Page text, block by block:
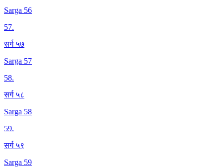
Sarga 56
57.
सर्ग ५७
Sarga 57
58.
सर्ग ५८
Sarga 58
59.
सर्ग ५९
Sarga 59